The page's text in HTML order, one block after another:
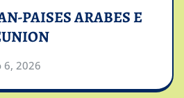
PAISES ARABES E
6, 2026